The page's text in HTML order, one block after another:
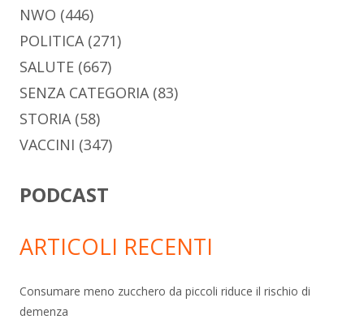
NWO (446)
POLITICA(271)
SALUTE (667)
SENZA CATEGORIA(83)
STORIA(58)
VACCINI (347)
PODCAST
ARTICOLI RECENTI
Consumare meno zucchero da piccoli riduce il rischio di
demenza